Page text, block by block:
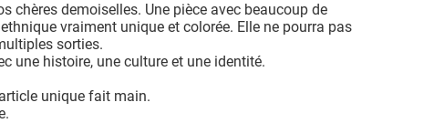
chères demoiselles. Une pièce avec beaucoup de
vraiment unique et colorée. Elle ne pourra pas
sorties.
une histoire, une culture et une identité.
unique fait main.